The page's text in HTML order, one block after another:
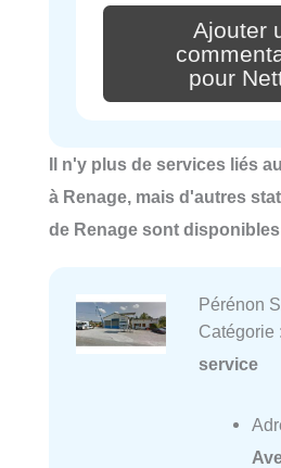
Ajouter
pour
Il n'y plus de services liés
à Renage, mais d'autres
de Renage sont disponibles
Pérénon
Catégorie :
service